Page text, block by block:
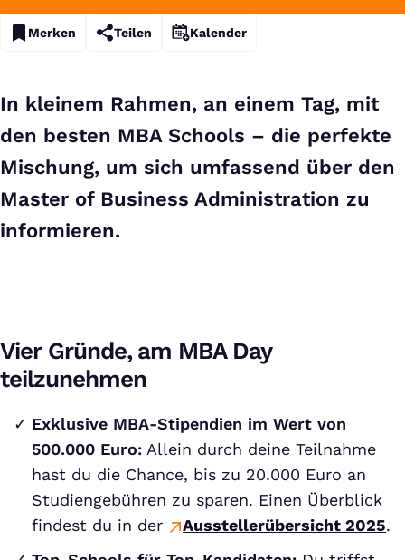
Merken Teilen Kalender
In kleinem Rahmen, an einem Tag, mit
den besten MBA Schools – die perfekte
Mischung, um sich umfassend über den
Master of Business Administration zu
informieren.
Vier Gründe, am MBA Day
teilzunehmen
Exklusive MBA-Stipendien im Wert von
500.000 Euro: Allein durch deine Teilnahme
hast du die Chance, bis zu 20.000 Euro an
Studiengebühren zu sparen. Einen Überblick
findest du in der
Ausstellerübersicht 2025.